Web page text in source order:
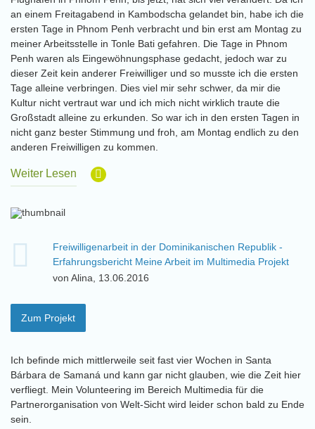
an einem Freitagabend in Kambodscha gelandet bin, habe ich die
ersten Tage in Phnom Penh verbracht und bin erst am Montag zu
meiner Arbeitsstelle in Tonle Bati gefahren. Die Tage in Phnom
Penh waren als Eingewöhnungsphase gedacht, jedoch war zu
dieser Zeit kein anderer Freiwilliger und so musste ich die ersten
Tage alleine verbringen. Dies viel mir sehr schwer, da mir die
Kultur nicht vertraut war und ich mich nicht wirklich traute die
Großstadt alleine zu erkunden. So war ich in den ersten Tagen in
nicht ganz bester Stimmung und froh, am Montag endlich zu den
anderen Freiwilligen zu kommen.
Weiter Lesen
Freiwilligenarbeit in der Dominikanischen Republik -
Erfahrungsbericht Meine Arbeit im Multimedia Projekt
von Alina, 13.06.2016
Zum Projekt
Ich befinde mich mittlerweile seit fast vier Wochen in Santa
Bárbara de Samaná und kann gar nicht glauben, wie die Zeit hier
verfliegt. Mein Volunteering im Bereich Multimedia für die
Partnerorganisation von Welt-Sicht wird leider schon bald zu Ende
sein.